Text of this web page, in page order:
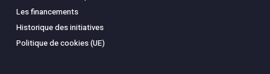
Les financements
Historique des initiatives
Politique de cookies (UE)